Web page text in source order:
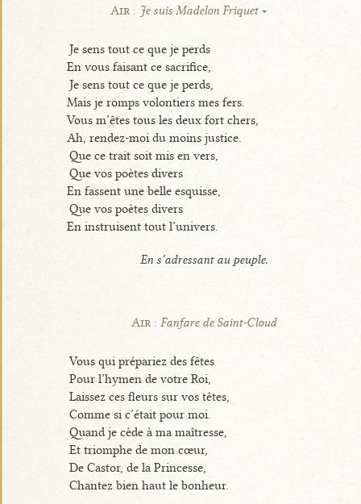
Air : Je suis Madelon Friquet
Je sens tout ce que je perds
En vous faisant ce sacrifice,
Je sens tout ce que je perds,
Mais je romps volontiers mes fers.
Vous m’êtes tous les deux fort chers,
Ah, rendez-moi du moins justice.
Que ce trait soit mis en vers,
Que vos poètes divers
En fassent une belle esquisse,
Que vos poètes divers
En instruisent tout l’univers.
En s’adressant au peuple.
Air : Fanfare de Saint-Cloud
Vous qui prépariez des fêtes
Pour l’hymen de votre Roi,
Laissez ces fleurs sur vos têtes,
Comme si c’était pour moi.
Quand je cède à ma maîtresse,
Et triomphe de mon cœur,
De Castor, de la Princesse,
Chantez bien haut le bonheur.